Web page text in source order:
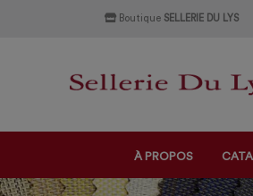
Boutique SELLERIE DU LYS
À PROPOS